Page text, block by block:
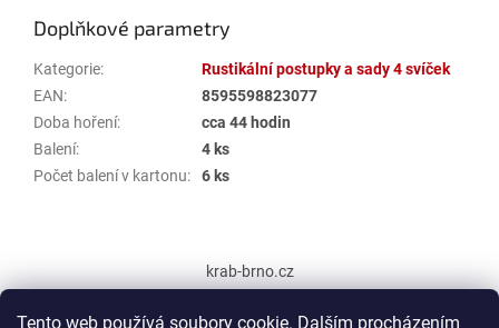
Tento web používá soubory cookie. Dalším procházením
Doplňkové parametry
Kategorie:
Rustikální postupky a sady 4 svíček
EAN:
8595598823077
Doba hoření:
cca 44 hodin
Balení:
4 ks
Počet balení v kartonu: 6 ks
p
krab-brno.cz